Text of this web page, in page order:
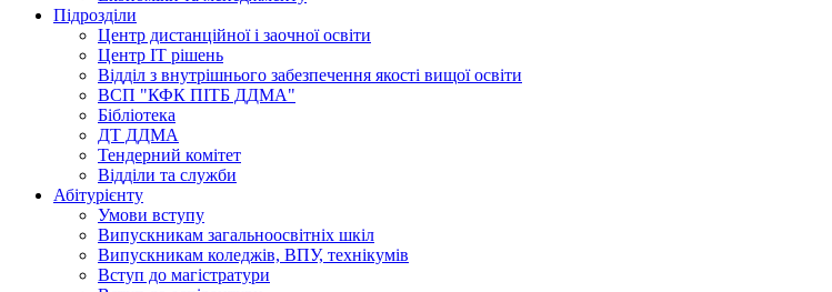
Підрозділи
Центр дистанційної і заочної освіти
Центр ІТ рішень
Відділ з внутрішнього забезпечення якості вищої освіти
ВСП "КФК ПІТБ ДДМА"
Бібліотека
ДТ ДДМА
Тендерний комітет
Відділи та служби
Абітурієнту
Умови вступу
Випускникам загальноосвітніх шкіл
Випускникам коледжів, ВПУ, технікумів
Вступ до магістратури